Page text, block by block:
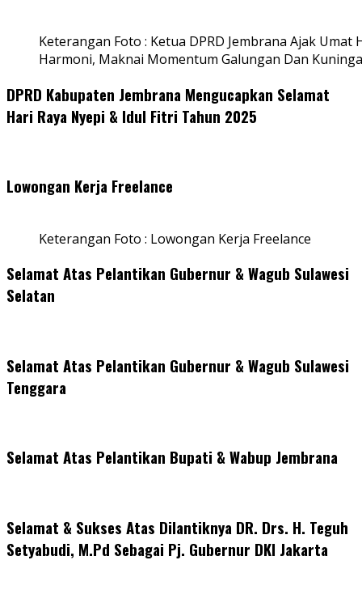
Keterangan Foto : Ketua DPRD Jembrana Ajak
Harmoni, Maknai Momentum Galungan Dan
DPRD Kabupaten Jembrana Mengucapkan Selamat
Hari Raya Nyepi & Idul Fitri Tahun 2025
Lowongan Kerja Freelance
Keterangan Foto : Lowongan Kerja Freelance
Selamat Atas Pelantikan Gubernur & Wagub Sulawesi
Selatan
Selamat Atas Pelantikan Gubernur & Wagub Sulawesi
Tenggara
Selamat Atas Pelantikan Bupati & Wabup Jembrana
Selamat & Sukses Atas Dilantiknya DR. Drs. H. Teguh
Setyabudi, M.Pd Sebagai Pj. Gubernur DKI Jakarta